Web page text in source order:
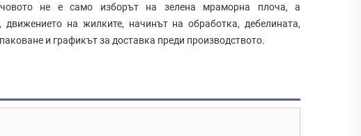
не е само изборът на зелена мраморна плоча, а
на жилките, начинът на обработка, дебелината,
и графикът за доставка преди производството.